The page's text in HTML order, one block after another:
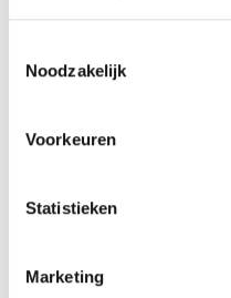
Noodzakelijk
Voorkeuren
Statistieken
Marketing
kunnen rekenen dat hun
van fraude. De AFM ziet
wettelijke verplichtingen
gecompenseerd
De wet geeft klanten die
fraude soms recht op